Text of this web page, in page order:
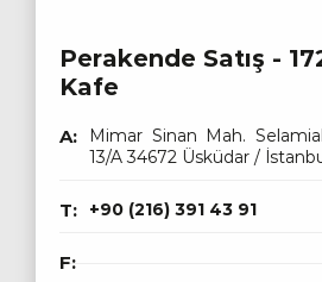
Perakende Satış -
Kafe
A:
Mimar Sinan Mah.
13/A 34672 Üsküdar /
T: +90 (216) 391 43 91
F: